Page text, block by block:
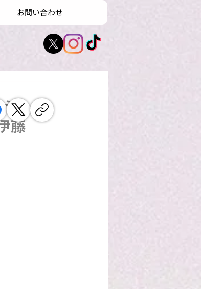
お問い合わせ
る
藤